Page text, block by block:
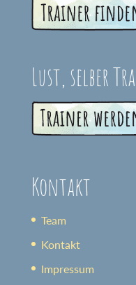
Lust, selber
Kontakt
Team
Kontakt
Impressum